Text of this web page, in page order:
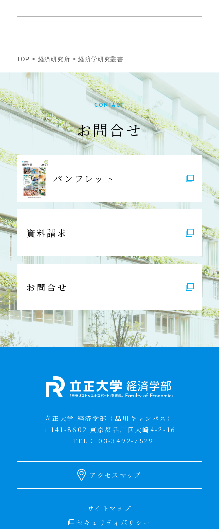
TOP > 経済研究所 > 経済学研究叢書
CONTACT
お問合せ
パンフレット
資料請求
お問合せ
立正大学 経済学部（品川キャンパス）
〒141-8602 東京都品川区大崎4-2-16
TEL：03-3492-7529
アクセスマップ
サイトマップ
セキュリティポリシー